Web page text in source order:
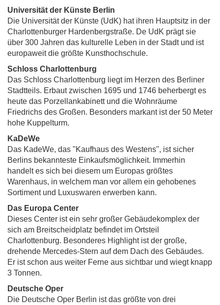
Universität der Künste Berlin
Die Universität der Künste (UdK) hat ihren Hauptsitz in der
Charlottenburger Hardenbergstraße. De UdK prägt sie
über 300 Jahren das kulturelle Leben in der Stadt und ist
europaweit die größte Kunsthochschule.
Schloss Charlottenburg
Das Schloss Charlottenburg liegt im Herzen des Berliner
Stadtteils. Erbaut zwischen 1695 und 1746 beherbergt es
heute das Porzellankabinett und die Wohnräume
Friedrichs des Großen. Besonders markant ist der 50 Meter
hohe Kuppelturm.
KaDeWe
Das KadeWe, das "Kaufhaus des Westens", ist sicher
Berlins bekannteste Einkaufsmöglichkeit. Immerhin
handelt es sich bei diesem um Europas größtes
Warenhaus, in welchem man vor allem ein gehobenes
Sortiment und Luxuswaren erwerben kann.
Das Europa Center
Dieses Center ist ein sehr großer Gebäudekomplex der
sich am Breitscheidplatz befindet im Ortsteil
Charlottenburg. Besonderes Highlight ist der große,
drehende Mercedes-Stern auf dem Dach des Gebäudes.
Er ist schon aus weiter Ferne aus sichtbar und wiegt knapp
3 Tonnen.
Deutsche Oper
Die Deutsche Oper Berlin ist das größte von drei